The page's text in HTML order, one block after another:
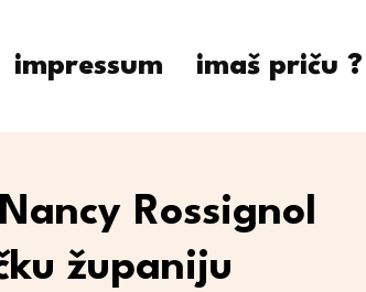
impressum imaš priču ?
Rossignol
županiju